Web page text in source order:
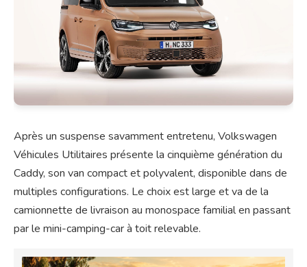
Après un suspense savamment entretenu, Volkswagen
Véhicules Utilitaires présente la cinquième génération du
Caddy, son van compact et polyvalent, disponible dans de
multiples configurations. Le choix est large et va de la
camionnette de livraison au monospace familial en passant
par le mini-camping-car à toit relevable.